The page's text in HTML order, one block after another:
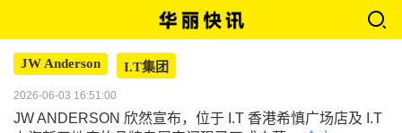
JW Anderson I.T集团
2026-06-03 16:51:00
JW ANDERSON 欣然宣布，位于 I.T 香港希慎广场店及 I.T